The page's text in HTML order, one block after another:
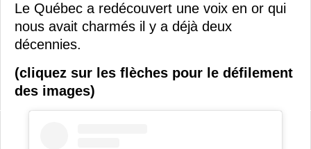
Le Québec a redécouvert une voix en or qui
nous avait charmés il y a déjà deux
décennies.
(cliquez sur les flèches pour le défilement
des images)